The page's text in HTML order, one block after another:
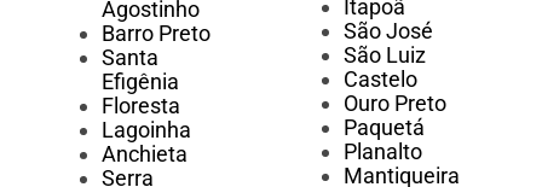
Agostinho
Barro Preto
Santa
Efigênia
Floresta
Lagoinha
Anchieta
Serra
Itapoã
São José
São Luiz
Castelo
Ouro Preto
Paquetá
Planalto
Mantiqueira